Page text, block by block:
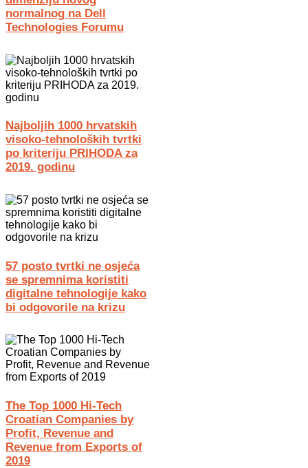
normalnog na Dell
Technologies Forumu
Najboljih 1000 hrvatskih
visoko-tehnoloških tvrtki
po kriteriju PRIHODA za
2019. godinu
57 posto tvrtki ne osjeća
se spremnima koristiti
digitalne tehnologije kako
bi odgovorile na krizu
The Top 1000 Hi-Tech
Croatian Companies by
Profit, Revenue and
Revenue from Exports of
2019